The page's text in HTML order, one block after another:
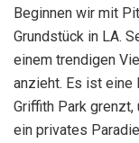
Beginnen wir mit
Grundstück in LA.
einem trendigen
anzieht. Es ist eine
Griffith Park
ein privates